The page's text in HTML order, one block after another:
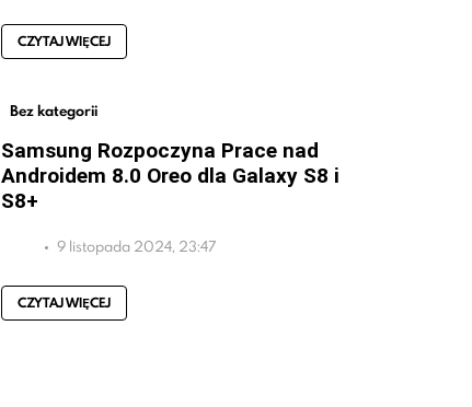
CZYTAJ WIĘCEJ
Bez kategorii
Samsung Rozpoczyna Prace nad
Androidem 8.0 Oreo dla Galaxy S8 i
S8+
9 listopada 2024, 23:47
CZYTAJ WIĘCEJ